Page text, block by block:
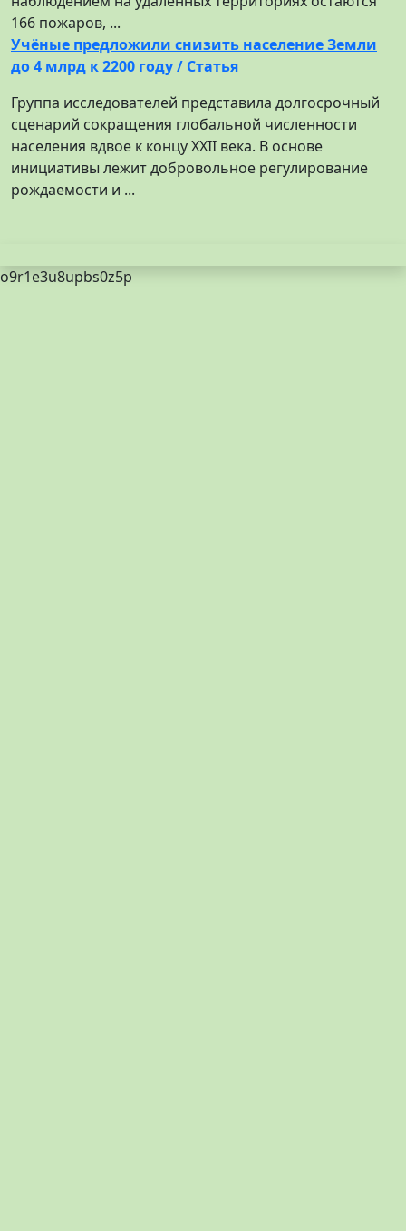
166 пожаров, ...
Учёные предложили снизить население Земли
до 4 млрд к 2200 году / Статья
Группа исследователей представила долгосрочный
сценарий сокращения глобальной численности
населения вдвое к концу XXII века. В основе
инициативы лежит добровольное регулирование
рождаемости и ...
o9r1e3u8upbs0z5p